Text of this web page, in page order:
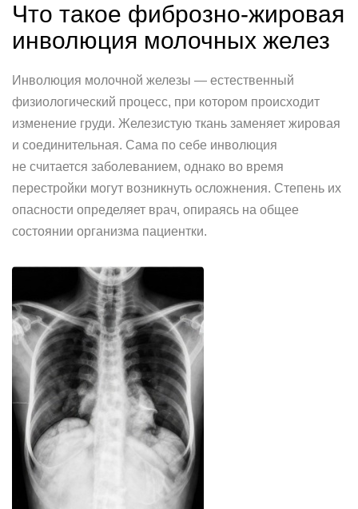
Что такое фиброзно-жировая
инволюция молочных желез
Инволюция молочной железы — естественный
физиологический процесс, при котором происходит
изменение груди. Железистую ткань заменяет жировая
и соединительная. Сама по себе инволюция
не считается заболеванием, однако во время
перестройки могут возникнуть осложнения. Степень их
опасности определяет врач, опираясь на общее
состоянии организма пациентки.